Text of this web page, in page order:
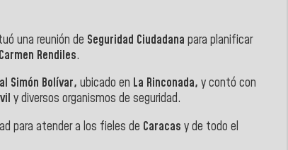
una reunión de Seguridad Ciudadana para planificar
Rendiles.
Simón Bolívar, ubicado en La Rinconada, y contó con
y diversos organismos de seguridad.
para atender a los fieles de Caracas y de todo el